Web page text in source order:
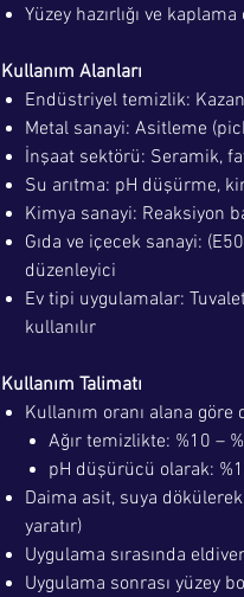
Yüzey hazırlığı ve
Kullanım Alanları
Endüstriyel temizlik:
Metal sanayi: Asitleme
İnşaat sektörü: Seramik,
Su arıtma: pH düşürme,
Kimya sanayi: Reaksiyon
Gıda ve içecek sanayi:
düzenleyici
Ev tipi uygulamalar:
kullanılır
Kullanım Talimatı
Kullanım oranı alana göre
Ağır temizlikte: %10 –
pH düşürücü olarak:
Daima asit, suya
yaratır)
Uygulama sırasında
Uygulama sonrası yüzey